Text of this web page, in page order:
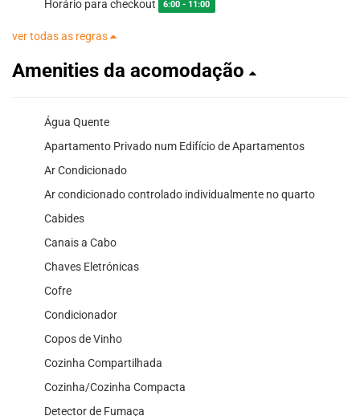
Horário para checkout 6:00 - 11:00
ver todas as regras
Amenities da acomodação
Água Quente
Apartamento Privado num Edifício de Apartamentos
Ar Condicionado
Ar condicionado controlado individualmente no quarto
Cabides
Canais a Cabo
Chaves Eletrónicas
Cofre
Condicionador
Copos de Vinho
Cozinha Compartilhada
Cozinha/Cozinha Compacta
Detector de Fumaça